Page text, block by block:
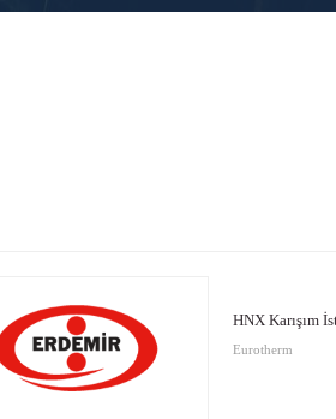
HNX Karışım
Eurotherm